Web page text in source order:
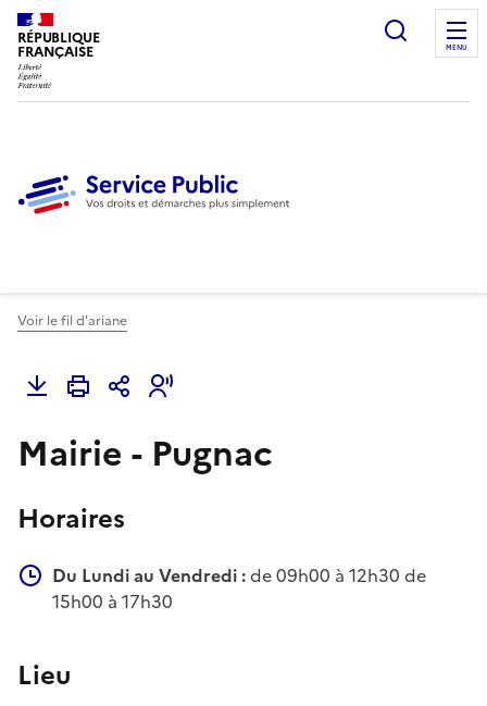
RÉPUBLIQUE
FRANÇAISE
Ouvrir
MENU
Voir le fil d'ariane
Mairie - Pugnac
Horaires
Du Lundi au Vendredi :de 09h00 à 12h30 de
15h00 à 17h30
Lieu